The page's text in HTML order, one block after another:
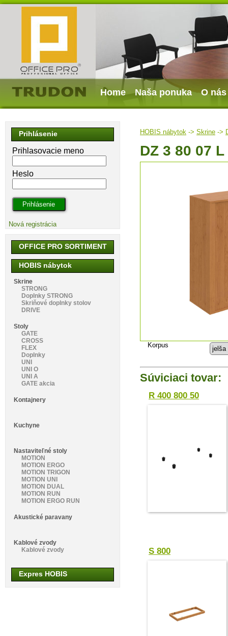
Home Naša ponuka O nás
HOBIS nábytok -> Skrine ->
DZ 3 80 07 L
Korpus
Súviciaci tovar:
R 400 800 50
S 800
Prihlásenie
Prihlasovacie meno
Heslo
Nová registrácia
OFFICE PRO SORTIMENT
HOBIS nábytok
Skrine
STRONG
Doplnky STRONG
Skriňové doplnky stolov
DRIVE
Stoly
GATE
CROSS
FLEX
Doplnky
UNI
UNI O
UNI A
GATE akcia
Kontajnery
Kuchyne
Nastaviteľné stoly
MOTION
MOTION ERGO
MOTION TRIGON
MOTION UNI
MOTION DUAL
MOTION RUN
MOTION ERGO RUN
Akustické paravany
Kablové zvody
Kablové zvody
Expres HOBIS